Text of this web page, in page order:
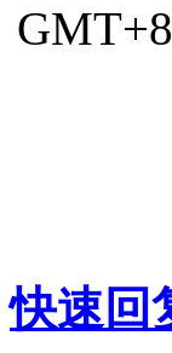
快速回